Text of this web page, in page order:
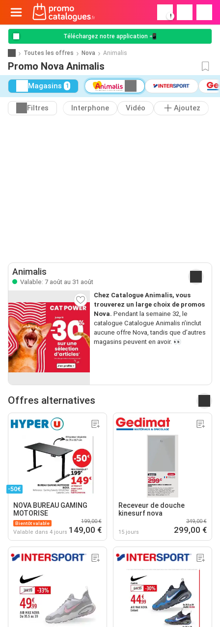
!
Téléchargez notre application 📲
Toutes les offres Nova Animalis
Promo Nova Animalis
Magasins 1
Filtres Interphone Vidéo Ajoutez
Animalis
Valable: 7 août au 31 août
Chez Catalogue Animalis, vous
trouverez un large choix de promos
Nova. Pendant la semaine 32, le
catalogue Catalogue Animalis n’inclut
aucune offre Nova, tandis que d’autres
magasins peuvent en avoir. 👀
Offres alternatives
-50€
NOVA BUREAU GAMING
MOTORISE
Bientôt valable
Valable dans 4 jours
199,00 €
149,00 €
Receveur de douche
kinesurf nova
15 jours
349,00 €
299,00 €